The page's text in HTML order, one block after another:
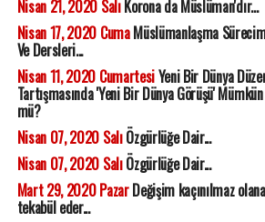
Nisan 21, 2020 SalıKorona da Müslüman'dır...
Nisan 17, 2020 CumaMüslümanlaşma
Ve Dersleri...
Nisan 11, 2020 CumartesiYeni Bir Dünya
Tartışmasında 'Yeni Bir Dünya Görüşü' Mümkün
mü?
Nisan 07, 2020 SalıÖzgürlüğe Dair...
Nisan 07, 2020 SalıÖzgürlüğe Dair...
Mart 29, 2020 PazarDeğişim kaçınılmaz olana
tekabül eder...